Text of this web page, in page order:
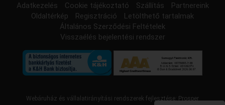
Adatkezelés
Cookie tájékoztató Szállítás
Partnereink
Oldaltérkép
Regisztráció
Letölthető tartalmak
Általános Szerződési Feltételek
Visszaélés bejelentési rendszer
Webáruház és vállalatirányítási rendszerek fejlesztése: Prosper